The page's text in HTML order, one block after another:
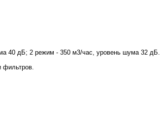
40 дБ; 2 режим - 350 м3/час, уровень шума 32 дБ.
фильтров.